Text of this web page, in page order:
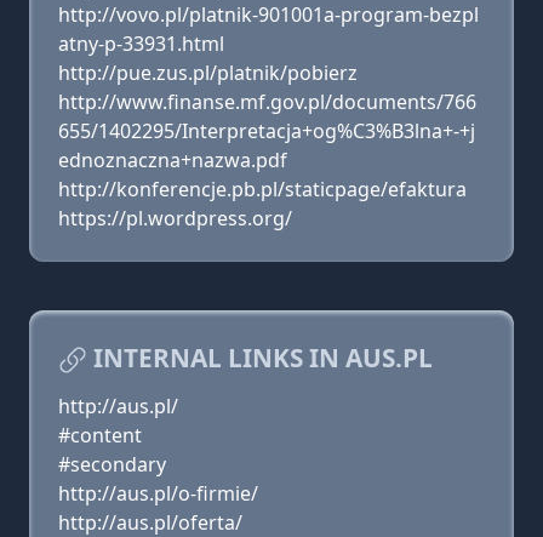
http://vovo.pl/platnik-901001a-program-bezpl
atny-p-33931.html
http://pue.zus.pl/platnik/pobierz
http://www.finanse.mf.gov.pl/documents/766
655/1402295/Interpretacja+og%C3%B3lna+-+j
ednoznaczna+nazwa.pdf
http://konferencje.pb.pl/staticpage/efaktura
https://pl.wordpress.org/
INTERNAL LINKS IN AUS.PL
http://aus.pl/
#content
#secondary
http://aus.pl/o-firmie/
http://aus.pl/oferta/